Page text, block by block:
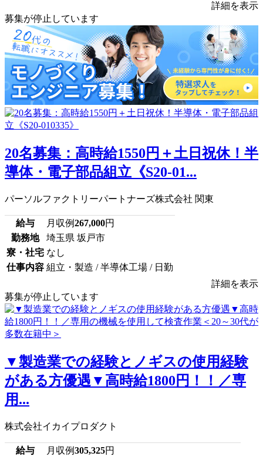
詳細を表示
募集が停止しています
20名募集：高時給1550円＋土日祝休！半
導体・電子部品組立《S20-01...
パーソルファクトリーパートナーズ株式会社 関東
給与 月収例267,000円
勤務地
埼玉県 坂戸市
寮・社宅 なし
仕事内容 組立・製造 / 半導体工場 / 日勤
詳細を表示
募集が停止しています
▼製造業での経験とノギスの使用経験
がある方優遇▼高時給1800円！！／専
用...
株式会社イカイプロダクト
給与 月収例305,325円